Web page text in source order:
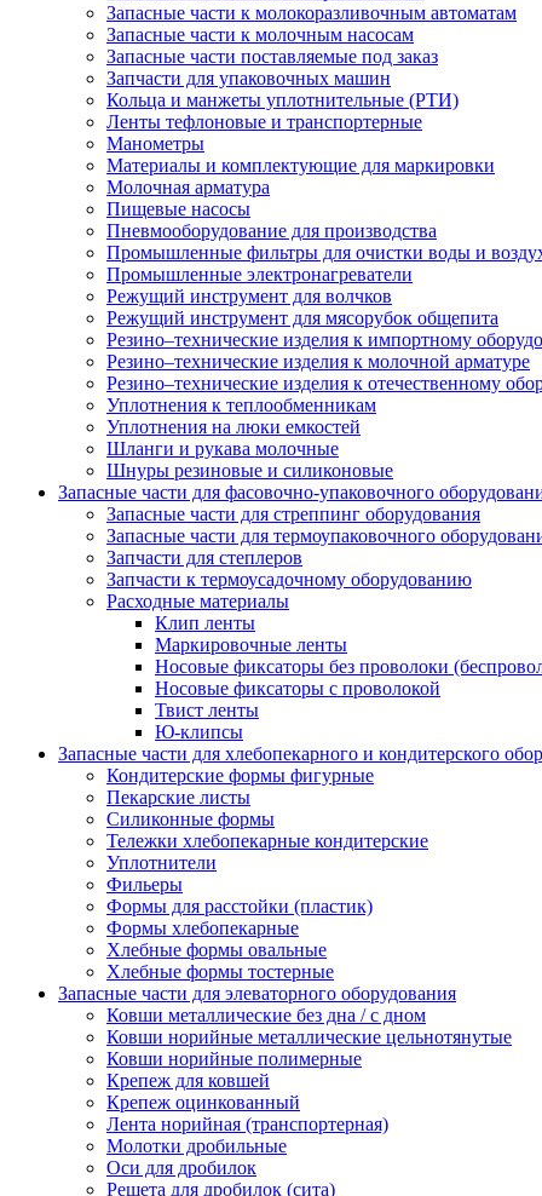
Запасные части к молокоразливочным автоматам
Запасные части к молочным насосам
Запасные части поставляемые под заказ
Запчасти для упаковочных машин
Кольца и манжеты уплотнительные (РТИ)
Ленты тефлоновые и транспортерные
Манометры
Материалы и комплектующие для маркировки
Молочная арматура
Пищевые насосы
Пневмооборудование для производства
Промышленные фильтры для очистки воды и
Промышленные электронагреватели
Режущий инструмент для волчков
Режущий инструмент для мясорубок общепита
Резино–технические изделия к импортному
Резино–технические изделия к молочной арматуре
Резино–технические изделия к отечественному
Уплотнения к теплообменникам
Уплотнения на люки емкостей
Шланги и рукава молочные
Шнуры резиновые и силиконовые
Запасные части для фасовочно-упаковочного
Запасные части для стреппинг оборудования
Запасные части для термоупаковочного
Запчасти для степлеров
Запчасти к термоусадочному оборудованию
Расходные материалы
Клип ленты
Маркировочные ленты
Носовые фиксаторы без проволоки
Носовые фиксаторы с проволокой
Твист ленты
Ю-клипсы
Запасные части для хлебопекарного и кондитерского
Кондитерские формы фигурные
Пекарские листы
Силиконные формы
Тележки хлебопекарные кондитерские
Уплотнители
Фильеры
Формы для расстойки (пластик)
Формы хлебопекарные
Хлебные формы овальные
Хлебные формы тостерные
Запасные части для элеваторного оборудования
Ковши металлические без дна / с дном
Ковши норийные металлические цельнотянутые
Ковши норийные полимерные
Крепеж для ковшей
Крепеж оцинкованный
Лента норийная (транспортерная)
Молотки дробильные
Оси для дробилок
Решета для дробилок (сита)